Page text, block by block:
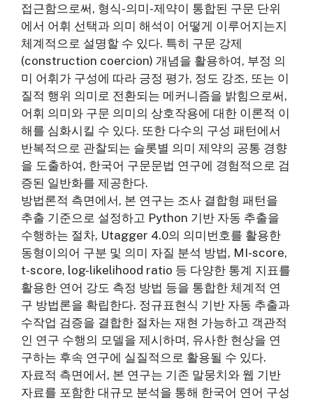
접근함으로써, 형식-의미-제약이 통합된 구문 단위
에서 어휘 선택과 의미 해석이 어떻게 이루어지는지
체계적으로 설명할 수 있다. 특히 구문 강제
(construction coercion) 개념을 활용하여, 부정 의
미 어휘가 구성에 따라 긍정 평가, 정도 강조, 또는 이
질적 행위 의미로 전환되는 메커니즘을 밝힘으로써,
어휘 의미와 구문 의미의 상호작용에 대한 이론적 이
해를 심화시킬 수 있다. 또한 다수의 구성 패턴에서
반복적으로 관찰되는 슬롯별 의미 제약의 공통 경향
을 도출하여, 한국어 구문문법 연구에 경험적으로 검
증된 일반화를 제공한다.
방법론적 측면에서, 본 연구는 조사 결합형 패턴을
추출 기준으로 설정하고 Python 기반 자동 추출을
수행하는 절차, Utagger 4.0의 의미번호를 활용한
동형이의어 구분 및 의미 자질 분석 방법, MI-score,
t-score, log-likelihood ratio 등 다양한 통계 지표를
활용한 연어 강도 측정 방법 등을 통합한 체계적 연
구 방법론을 확립한다. 정규표현식 기반 자동 추출과
수작업 검증을 결합한 절차는 재현 가능하고 객관적
인 연구 수행의 모델을 제시하며, 유사한 현상을 연
구하는 후속 연구에 실질적으로 활용될 수 있다.
자료적 측면에서, 본 연구는 기존 말뭉치와 웹 기반
자료를 포함한 대규모 분석을 통해 한국어 연어 구성